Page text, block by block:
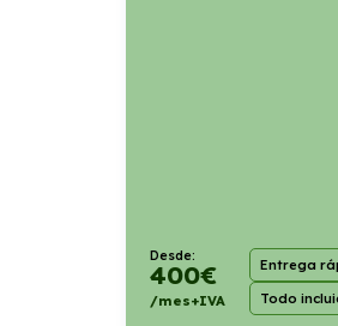
Desde:
400€
/mes+IVA
Entrega
Todo